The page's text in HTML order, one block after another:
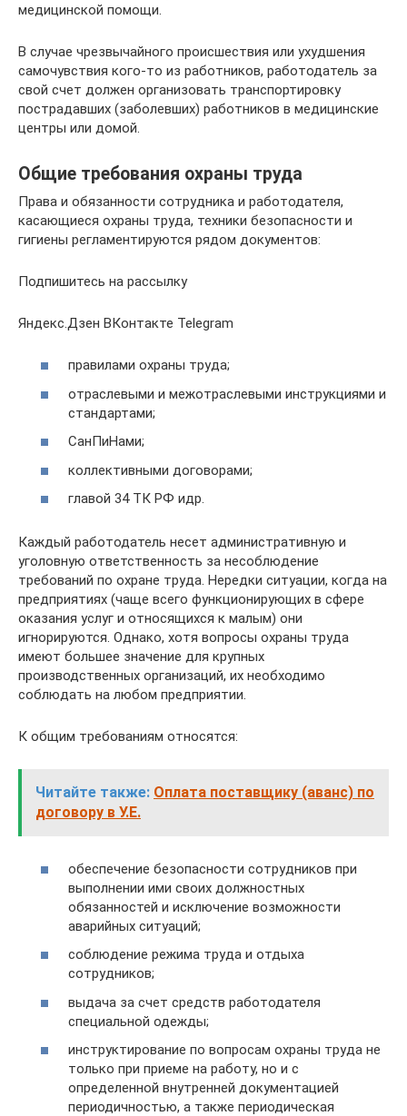
медицинской помощи.
В случае чрезвычайного происшествия или ухудшения
самочувствия кого-то из работников, работодатель за
свой счет должен организовать транспортировку
пострадавших (заболевших) работников в медицинские
центры или домой.
Общие требования охраны труда
Права и обязанности сотрудника и работодателя,
касающиеся охраны труда, техники безопасности и
гигиены регламентируются рядом документов:
Подпишитесь на рассылку
Яндекс.Дзен ВКонтакте Telegram
правилами охраны труда;
отраслевыми и межотраслевыми инструкциями и
стандартами;
СанПиНами;
коллективными договорами;
главой 34 ТК РФ идр.
Каждый работодатель несет административную и
уголовную ответственность за несоблюдение
требований по охране труда. Нередки ситуации, когда на
предприятиях (чаще всего функционирующих в сфере
оказания услуг и относящихся к малым) они
игнорируются. Однако, хотя вопросы охраны труда
имеют большее значение для крупных
производственных организаций, их необходимо
соблюдать на любом предприятии.
К общим требованиям относятся:
Читайте также: Оплата поставщику (аванс) по
договору в У.Е.
обеспечение безопасности сотрудников при
выполнении ими своих должностных
обязанностей и исключение возможности
аварийных ситуаций;
соблюдение режима труда и отдыха
сотрудников;
выдача за счет средств работодателя
специальной одежды;
инструктирование по вопросам охраны труда не
только при приеме на работу, но и с
определенной внутренней документацией
периодичностью, а также периодическая